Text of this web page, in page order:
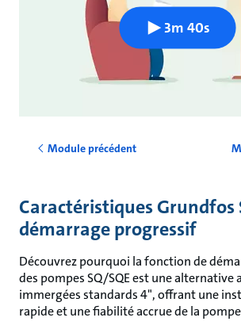
3m 40s
Module précédent
Caractéristiques Grundfos
démarrage progressif
Découvrez pourquoi la fonction de
des pompes SQ/SQE est une alternative
immergées standards 4", offrant une
rapide et une fiabilité accrue de la